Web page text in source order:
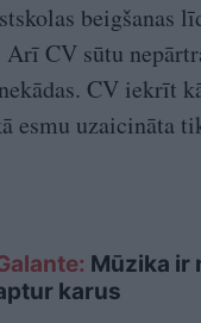
beigšanas
Arī CV sūtu
CV iekrīt
esmu uzaicināta
Mūzika ir
karus